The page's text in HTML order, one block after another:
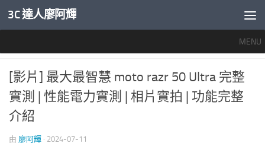
內文下方
3C 達人廖阿輝
MENU
0
[影片] 最大最智慧 moto razr 50 Ultra 完整
實測 | 性能電力實測 | 相片實拍 | 功能完整
介紹
由 廖阿輝 · 2024-07-11